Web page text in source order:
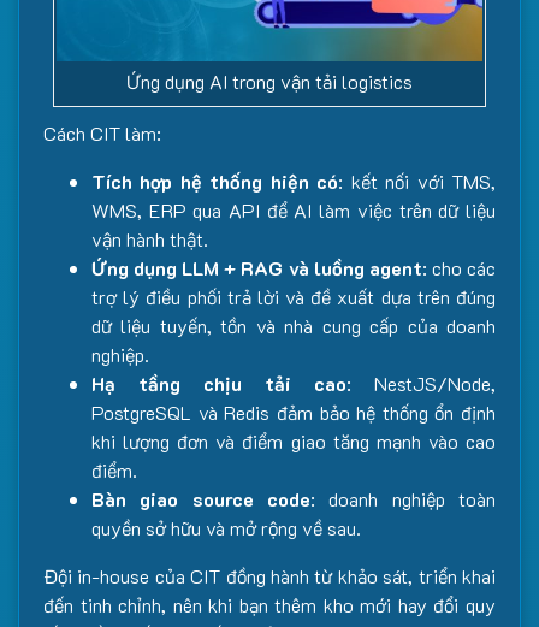
Ứng dụng AI trong vận tải logistics
Cách CIT làm:
Tích hợp hệ thống hiện có: kết nối với TMS,
WMS, ERP qua API để AI làm việc trên dữ liệu
vận hành thật.
Ứng dụng LLM + RAG và luồng agent: cho các
trợ lý điều phối trả lời và đề xuất dựa trên đúng
dữ liệu tuyến, tồn và nhà cung cấp của doanh
nghiệp.
Hạ tầng chịu tải cao: NestJS/Node,
PostgreSQL và Redis đảm bảo hệ thống ổn định
khi lượng đơn và điểm giao tăng mạnh vào cao
điểm.
Bàn giao source code: doanh nghiệp toàn
quyền sở hữu và mở rộng về sau.
Đội in-house của CIT đồng hành từ khảo sát, triển khai
đến tinh chỉnh, nên khi bạn thêm kho mới hay đổi quy